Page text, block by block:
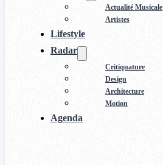
Actualité Musicale
Artistes
Lifestyle
Radar
Critiquature
Design
Architecture
Motion
Agenda